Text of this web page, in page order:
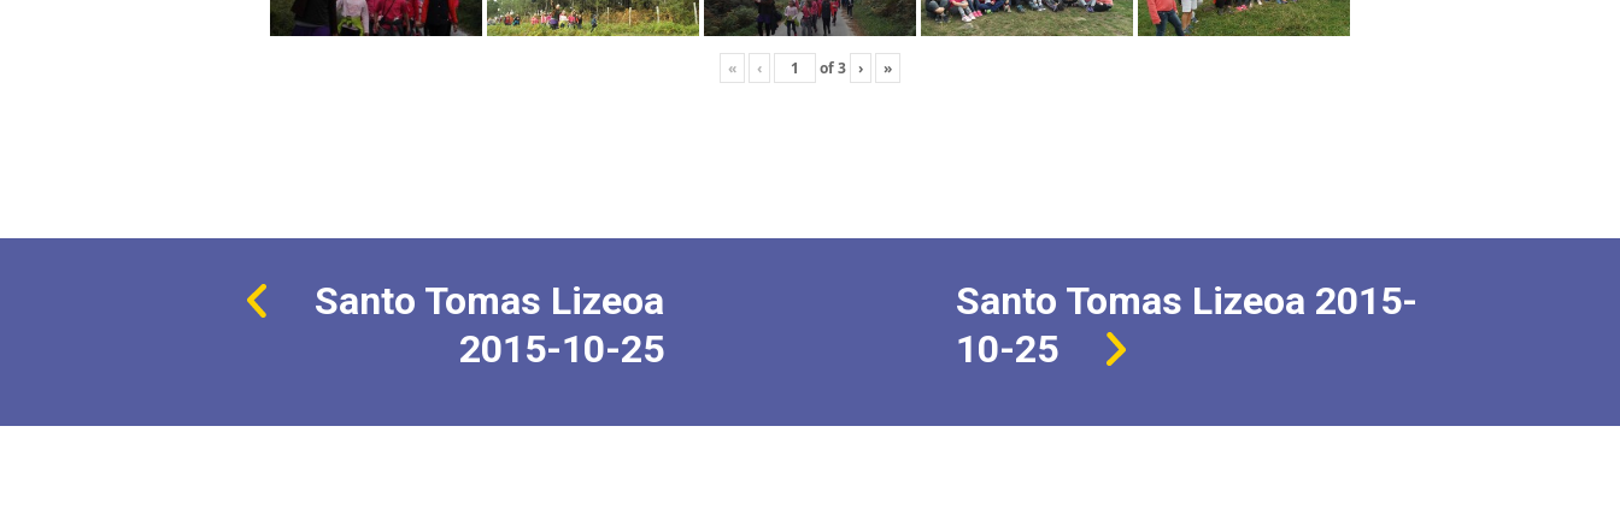
« ‹ of3 › »
Santo Tomas Lizeoa
2015-10-25
Santo Tomas Lizeoa 2015-
10-25